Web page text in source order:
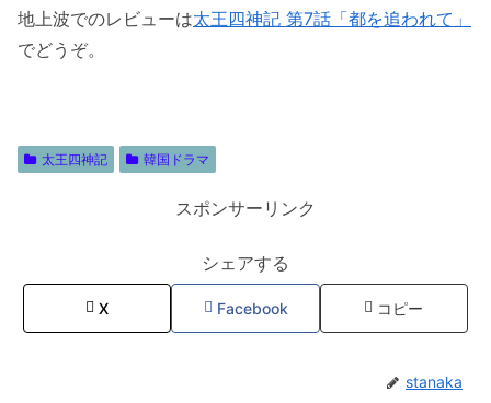
地上波でのレビューは太王四神記 第7話「都を追われて」
でどうぞ。
太王四神記 韓国ドラマ
スポンサーリンク
シェアする
X Facebook コピー
stanaka